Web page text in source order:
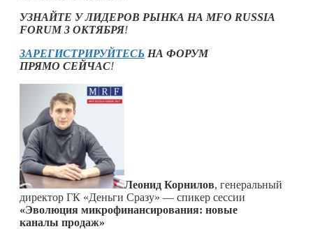
УЗНАЙТЕ У ЛИДЕРОВ РЫНКА НА MFO RUSSIA
FORUM 3 ОКТЯБРЯ!
ЗАРЕГИСТРИРУЙТЕСЬ НА ФОРУМ
ПРЯМО СЕЙЧАС!
Леонид Корнилов, генеральный
директор ГК «Деньги Сразу» — спикер сессии
«Эволюция микрофинансирования: новые
каналы продаж»